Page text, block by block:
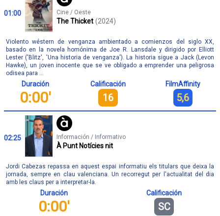
01:00 Cine / Oeste
The Thicket (2024)
Violento wéstern de venganza ambientado a comienzos del siglo XX,
basado en la novela homónima de Joe R. Lansdale y dirigido por Elliott
Lester ('Blitz', 'Una historia de venganza'). La historia sigue a Jack (Levon
Hawke), un joven inocente que se ve obligado a emprender una peligrosa
odisea para ...
Duración
0:00'
Calificación
16
FilmAffinity
5,6
02:25 Información / Informativo
À Punt Notícies nit
Jordi Cabezas repassa en aquest espai informatiu els titulars que deixa la
jornada, sempre en clau valenciana. Un recorregut per l'actualitat del dia
amb les claus per a interpretar-la.
Duración
0:00'
Calificación
SC